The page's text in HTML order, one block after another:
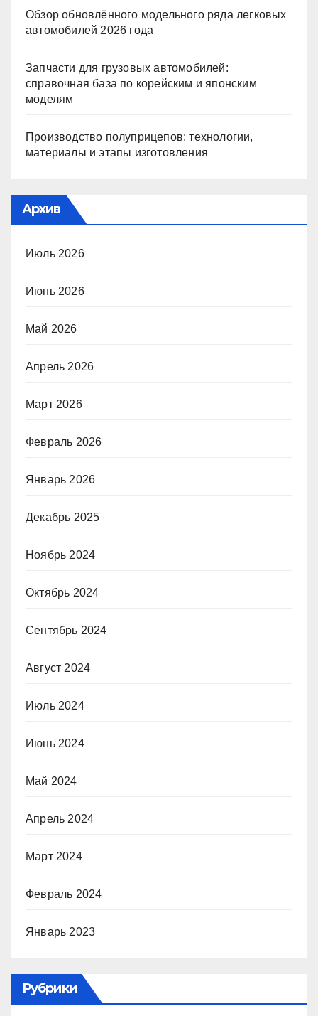
Обзор обновлённого модельного ряда легковых
автомобилей 2026 года
Запчасти для грузовых автомобилей:
справочная база по корейским и японским
моделям
Производство полуприцепов: технологии,
материалы и этапы изготовления
Архив
Июль 2026
Июнь 2026
Май 2026
Апрель 2026
Март 2026
Февраль 2026
Январь 2026
Декабрь 2025
Ноябрь 2024
Октябрь 2024
Сентябрь 2024
Август 2024
Июль 2024
Июнь 2024
Май 2024
Апрель 2024
Март 2024
Февраль 2024
Январь 2023
Рубрики